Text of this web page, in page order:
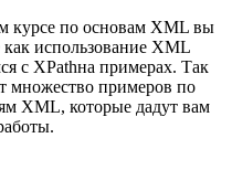
курсе по основам XML вы
использование XML
с XPathна примерах. Так
множество примеров по
XML, которые дадут вам